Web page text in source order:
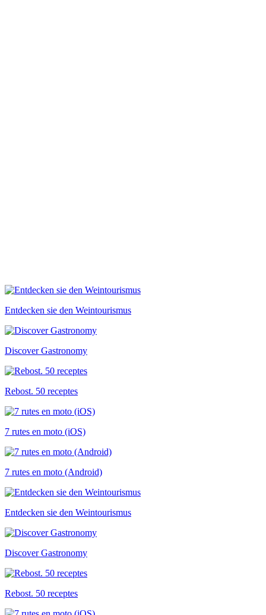
Entdecken sie den Weintourismus
Discover Gastronomy
Rebost. 50 receptes
7 rutes en moto (iOS)
7 rutes en moto (Android)
Entdecken sie den Weintourismus
Discover Gastronomy
Rebost. 50 receptes